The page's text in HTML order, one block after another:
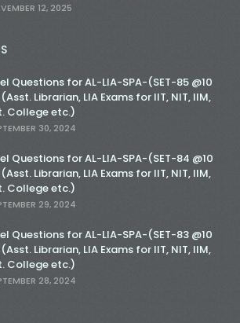
12, 2025
Questions for AL-LIA-SPA-(SET-85 @10
Librarian, LIA Exams for IIT, NIT, IIM,
College etc.)
30, 2024
Questions for AL-LIA-SPA-(SET-84 @10
Librarian, LIA Exams for IIT, NIT, IIM,
College etc.)
29, 2024
Questions for AL-LIA-SPA-(SET-83 @10
Librarian, LIA Exams for IIT, NIT, IIM,
College etc.)
28, 2024